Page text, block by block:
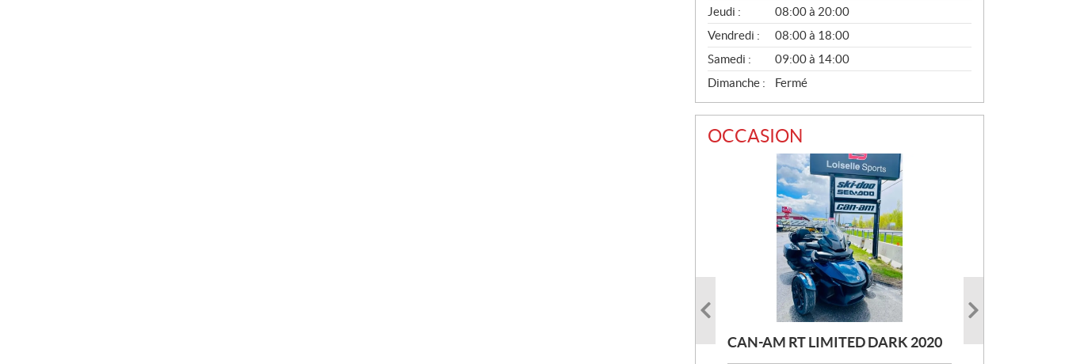
LJeudi :
08:00 à 20:00
Vendredi :
08:00 à 18:00
Samedi :
09:00 à 14:00
Dimanche :
Fermé
OCCASION
CAN-AM RT LIMITED DARK 2020
CAN-AM SPYDER RT LIMITED
2019
CAN-AM SPYDER RT-LTD 2020